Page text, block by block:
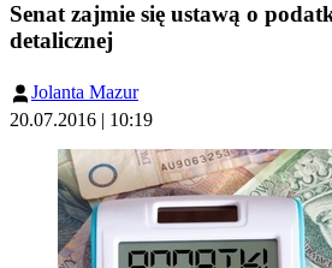
Senat zajmie się ustawą o
detalicznej
Jolanta Mazur
20.07.2016 | 10:19